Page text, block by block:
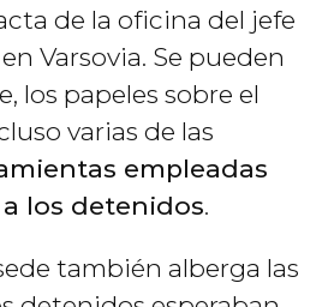
de la oficina del jefe
Varsovia. Se pueden
los papeles sobre el
varias de las
empleadas
los detenidos.
también alberga las